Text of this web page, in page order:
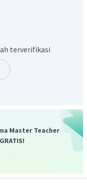
Sungai Indus.
Mohenjo-Daro
oleh bangsa
segala aksara di
kepercayaan
agama Hindu.
di dunia. Periode
terverifikasi
Master Teacher